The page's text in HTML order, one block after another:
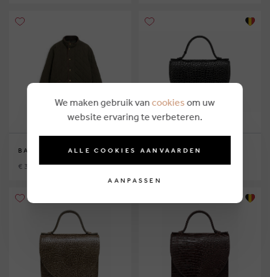
BARBOUR
€ 329,00
MIEKE DIERCKX
€ 349,00
We maken gebruik van cookies om uw
website ervaring te verbeteren.
ALLE COOKIES AANVAARDEN
AANPASSEN